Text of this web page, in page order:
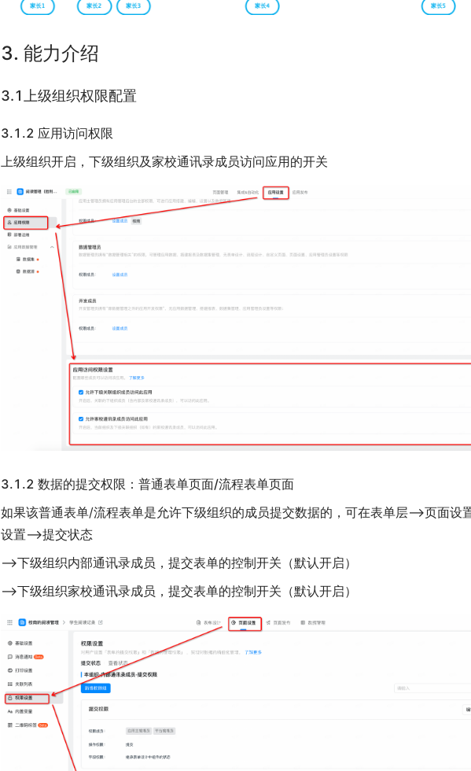
3. 能力介绍
3.1上级组织权限配置
3.1.2 应用访问权限
上级组织开启，下级组织及家校通讯录成员访问应用的开关
3.1.2 数据的提交权限：普通表单页面/流程表单页面
如果该普通表单/流程表单是允许下级组织的成员提交数据的，可在表单层—>页面设
设置—>提交状态
—>下级组织内部通讯录成员，提交表单的控制开关（默认开启）
—>下级组织家校通讯录成员，提交表单的控制开关（默认开启）